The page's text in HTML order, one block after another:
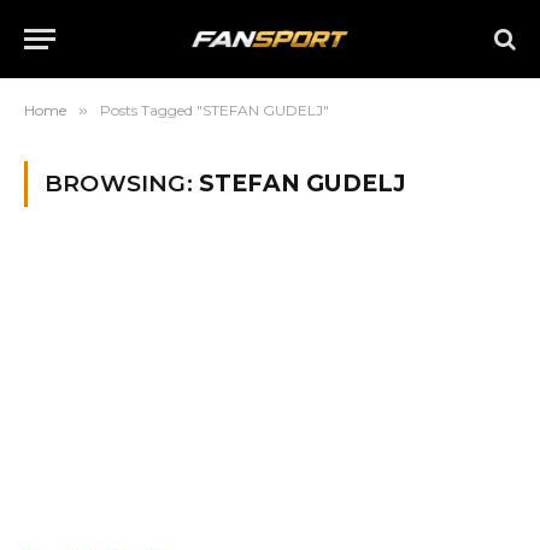
Home » Posts Tagged "STEFAN GUDELJ"
BROWSING: STEFAN GUDELJ